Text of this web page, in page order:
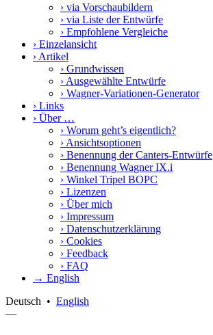
› via Vorschaubildern
› via Liste der Entwürfe
› Empfohlene Vergleiche
› Einzelansicht
› Artikel
› Grundwissen
› Ausgewählte Entwürfe
› Wagner-Variationen-Generator
› Links
› Über …
› Worum geht’s eigentlich?
› Ansichtsoptionen
› Benennung der Canters-Entwürfe
› Benennung Wagner IX.i
› Winkel Tripel BOPC
› Lizenzen
› Über mich
› Impressum
› Datenschutzerklärung
› Cookies
› Feedback
› FAQ
→ English
Deutsch • English
—